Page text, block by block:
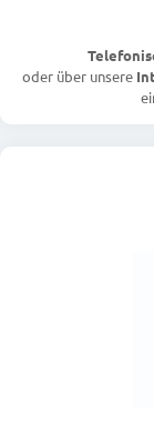
oder über unsere